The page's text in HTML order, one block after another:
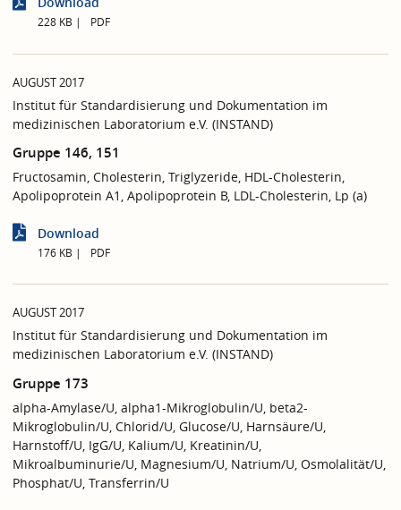
228 KB PDF
AUGUST 2017
Institut für Standardisierung und Dokumentation im
medizinischen Laboratorium e.V. (INSTAND)
Gruppe 146, 151
Fructosamin, Cholesterin, Triglyzeride, HDL-Cholesterin,
Apolipoprotein A1, Apolipoprotein B, LDL-Cholesterin, Lp (a)
Download
176 KB PDF
AUGUST 2017
Institut für Standardisierung und Dokumentation im
medizinischen Laboratorium e.V. (INSTAND)
Gruppe 173
alpha-Amylase/U, alpha1-Mikroglobulin/U, beta2-
Mikroglobulin/U, Chlorid/U, Glucose/U, Harnsäure/U,
Harnstoff/U, IgG/U, Kalium/U, Kreatinin/U,
Mikroalbuminurie/U, Magnesium/U, Natrium/U, Osmolalität/U,
Phosphat/U, Transferrin/U